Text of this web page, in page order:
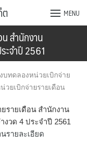
MENU
สำนักงาน
ะจำปี 2561
บทดลองหน่วยเบิกจ่าย
วยเบิกจ่ายรายเดือน
รายเดือน สำนักงาน
วด 4 ประจำปี 2561
รายละเอียด